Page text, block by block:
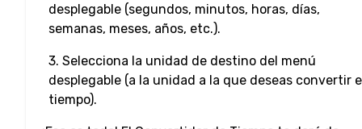
desplegable (segundos, minutos, horas, días,
semanas, meses, años, etc.).
3. Selecciona la unidad de destino del menú
desplegable (a la unidad a la que deseas convertir
tiempo).